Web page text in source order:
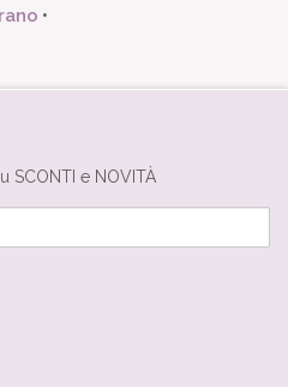
•
SCONTI e NOVITÀ